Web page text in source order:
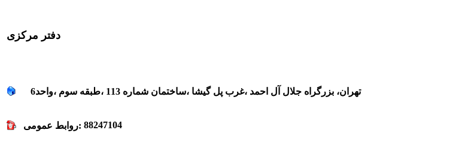
تهران، بزرگراه جلال آل احمد ،غرب پل گيشا ،ساختمان شماره 113 ،طبقه سوم ،واحد6
روابط عمومی: 88247104